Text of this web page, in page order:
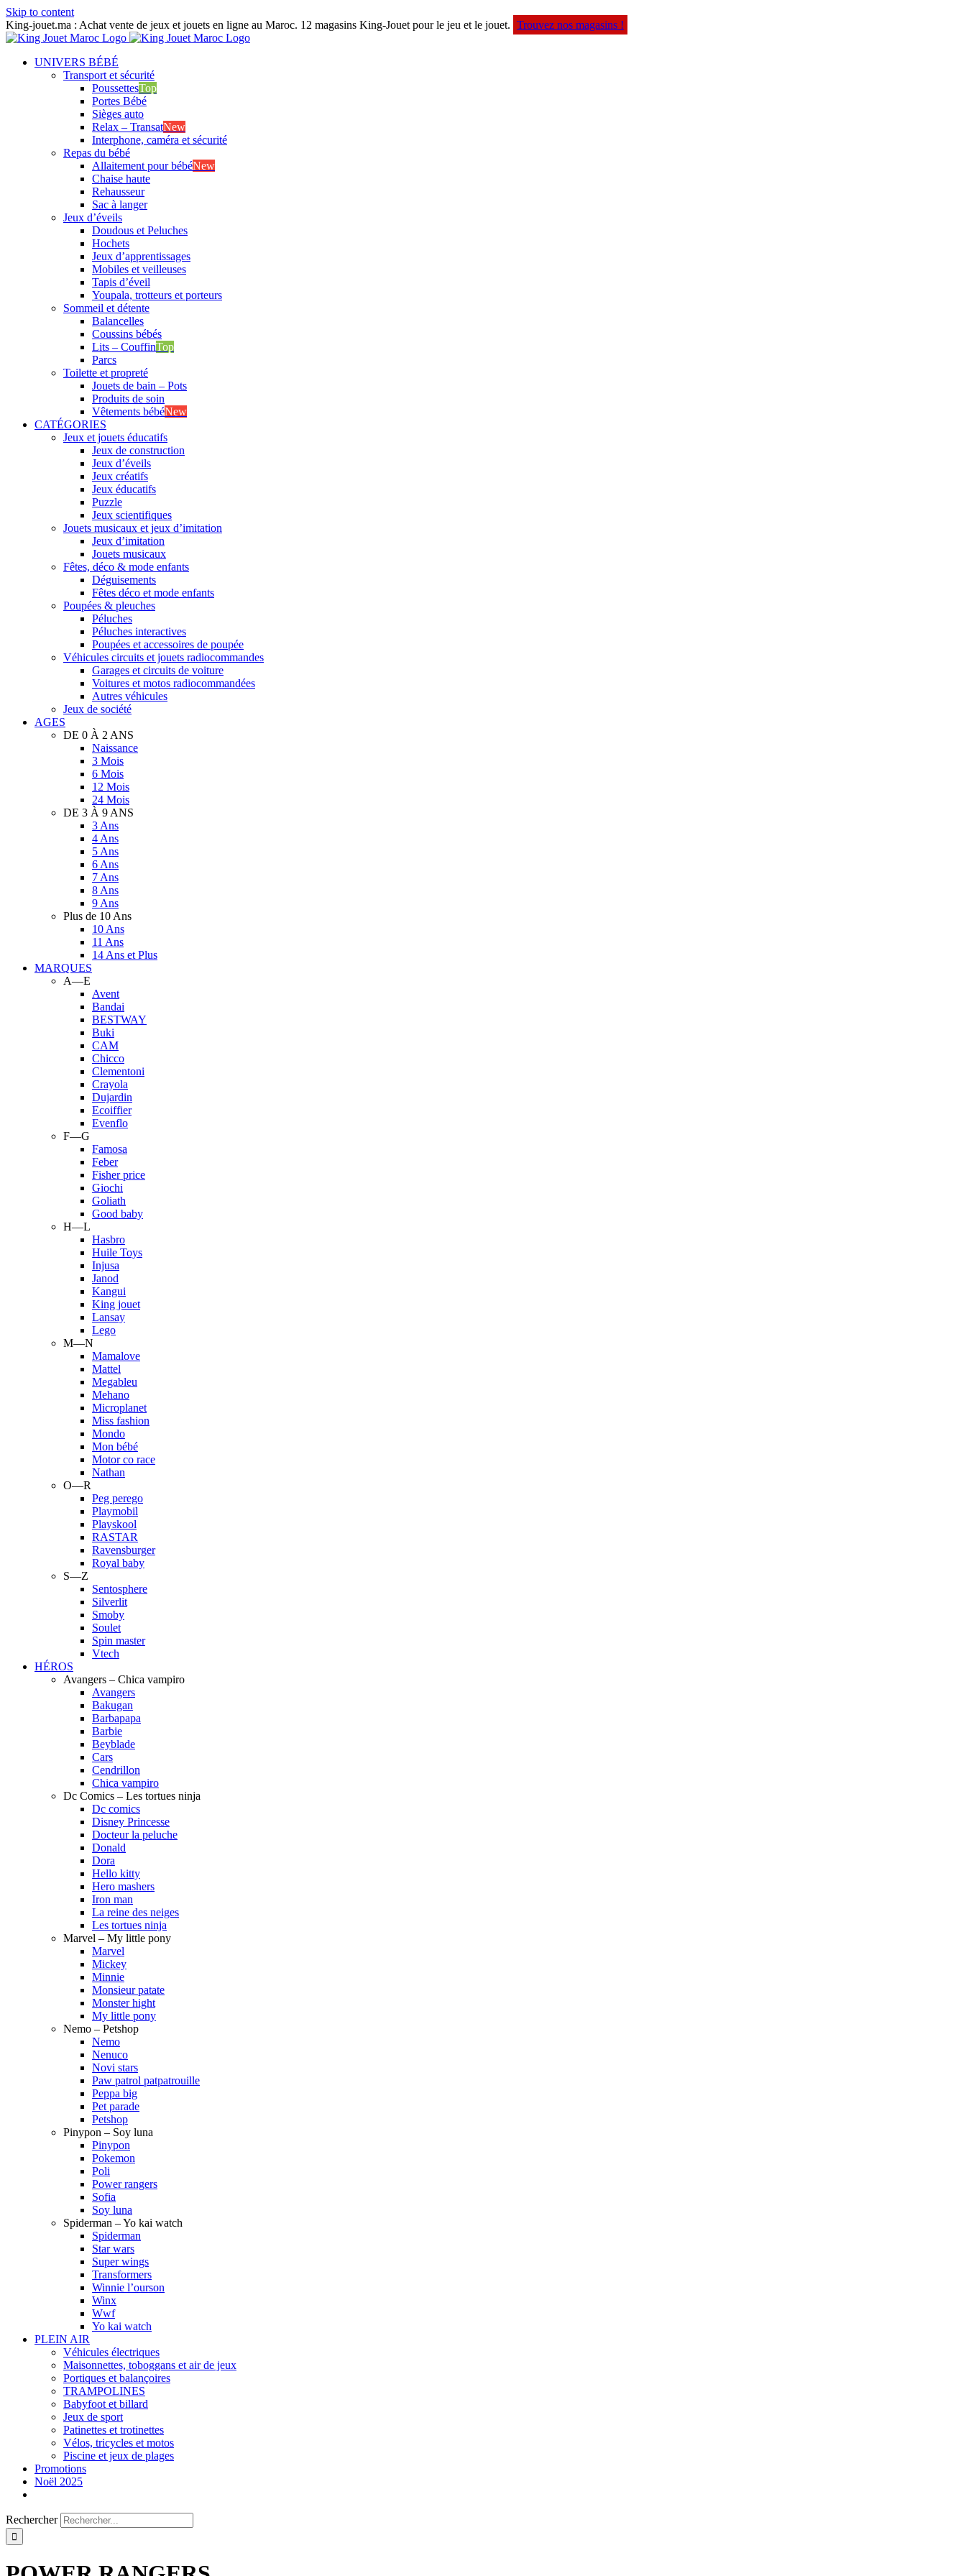
Skip to content
King-jouet.ma : Achat vente de jeux et jouets en ligne au Maroc. 12 magasins King-Jouet pour le jeu et le jouet. Trouvez nos magasins !
UNIVERS BÉBÉ
Transport et sécurité
PoussettesTop
Portes Bébé
Sièges auto
Relax – TransatNew
Interphone, caméra et sécurité
Repas du bébé
Allaitement pour bébéNew
Chaise haute
Rehausseur
Sac à langer
Jeux d’éveils
Doudous et Peluches
Hochets
Jeux d’apprentissages
Mobiles et veilleuses
Tapis d’éveil
Youpala, trotteurs et porteurs
Sommeil et détente
Balancelles
Coussins bébés
Lits – CouffinTop
Parcs
Toilette et propreté
Jouets de bain – Pots
Produits de soin
Vêtements bébéNew
CATÉGORIES
Jeux et jouets éducatifs
Jeux de construction
Jeux d’éveils
Jeux créatifs
Jeux éducatifs
Puzzle
Jeux scientifiques
Jouets musicaux et jeux d’imitation
Jeux d’imitation
Jouets musicaux
Fêtes, déco & mode enfants
Déguisements
Fêtes déco et mode enfants
Poupées & pleuches
Péluches
Péluches interactives
Poupées et accessoires de poupée
Véhicules circuits et jouets radiocommandes
Garages et circuits de voiture
Voitures et motos radiocommandées
Autres véhicules
Jeux de société
AGES
DE 0 À 2 ANS
Naissance
3 Mois
6 Mois
12 Mois
24 Mois
DE 3 À 9 ANS
3 Ans
4 Ans
5 Ans
6 Ans
7 Ans
8 Ans
9 Ans
Plus de 10 Ans
10 Ans
11 Ans
14 Ans et Plus
MARQUES
A—E
Avent
Bandai
BESTWAY
Buki
CAM
Chicco
Clementoni
Crayola
Dujardin
Ecoiffier
Evenflo
F—G
Famosa
Feber
Fisher price
Giochi
Goliath
Good baby
H—L
Hasbro
Huile Toys
Injusa
Janod
Kangui
King jouet
Lansay
Lego
M—N
Mamalove
Mattel
Megableu
Mehano
Microplanet
Miss fashion
Mondo
Mon bébé
Motor co race
Nathan
O—R
Peg perego
Playmobil
Playskool
RASTAR
Ravensburger
Royal baby
S—Z
Sentosphere
Silverlit
Smoby
Soulet
Spin master
Vtech
HÉROS
Avangers – Chica vampiro
Avangers
Bakugan
Barbapapa
Barbie
Beyblade
Cars
Cendrillon
Chica vampiro
Dc Comics – Les tortues ninja
Dc comics
Disney Princesse
Docteur la peluche
Donald
Dora
Hello kitty
Hero mashers
Iron man
La reine des neiges
Les tortues ninja
Marvel – My little pony
Marvel
Mickey
Minnie
Monsieur patate
Monster hight
My little pony
Nemo – Petshop
Nemo
Nenuco
Novi stars
Paw patrol patpatrouille
Peppa big
Pet parade
Petshop
Pinypon – Soy luna
Pinypon
Pokemon
Poli
Power rangers
Sofia
Soy luna
Spiderman – Yo kai watch
Spiderman
Star wars
Super wings
Transformers
Winnie l’ourson
Winx
Wwf
Yo kai watch
PLEIN AIR
Véhicules électriques
Maisonnettes, toboggans et air de jeux
Portiques et balançoires
TRAMPOLINES
Babyfoot et billard
Jeux de sport
Patinettes et trotinettes
Vélos, tricycles et motos
Piscine et jeux de plages
Promotions
Noël 2025
Rechercher